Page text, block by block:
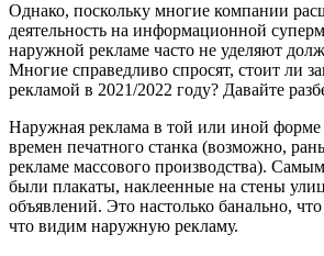
Однако, поскольку многие компании
деятельность на информационной
наружной рекламе часто не уделяют
Многие справедливо спросят, стоит ли
рекламой в 2021/2022 году? Давайте
Наружная реклама в той или иной форме
времен печатного станка (возможно,
рекламе массового производства).
были плакаты, наклеенные на стены
объявлений. Это настолько банально,
что видим наружную рекламу.